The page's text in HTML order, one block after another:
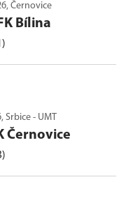
Černovice
Bílina
Srbice - UMT
Černovice